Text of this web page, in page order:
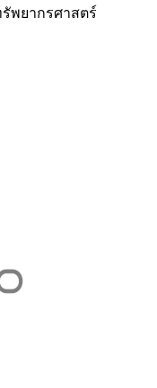
พยากรศาสตร์